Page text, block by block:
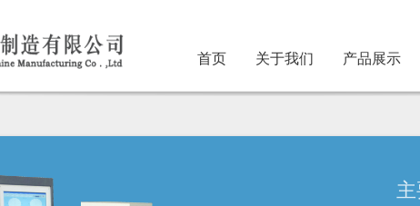
首页 关于我们 产品展示